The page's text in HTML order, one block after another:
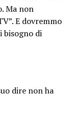
Ma non
E dovremmo
bisogno di
dire non ha